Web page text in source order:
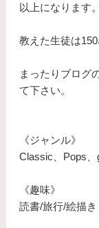
以上になります。
教えた生徒は150
まったりブログ
て下さい。
《ジャンル》
Classic、Pops、
《趣味》
読書/旅行/絵描き